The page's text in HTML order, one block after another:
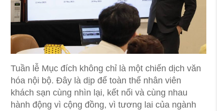
Tuần lễ Mục đích không chỉ là một chiến dịch văn
hóa nội bộ. Đây là dịp để toàn thể nhân viên
khách sạn cùng nhìn lại, kết nối và cùng nhau
hành động vì cộng đồng, vì tương lai của ngành